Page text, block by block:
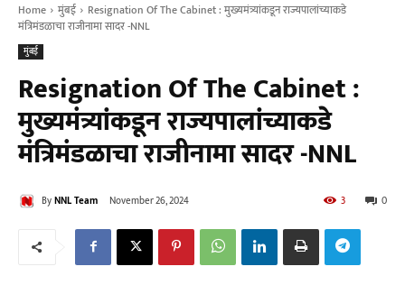
Home मुंबई
Resignation Of The Cabinet : मुख्यमंत्र्यांकडून राज्यपालांच्याकडे
मंत्रिमंडळाचा राजीनामा सादर -NNL
मुंबई
Resignation Of The Cabinet :
मुख्यमंत्र्यांकडून राज्यपालांच्याकडे
मंत्रिमंडळाचा राजीनामा सादर -NNL
ByNNL Team November 26, 2024 0
3